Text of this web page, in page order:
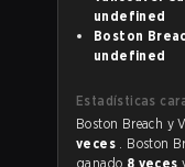
undefined
Boston
undefined
Estadísticas
veces . Boston
ganado 8 veces